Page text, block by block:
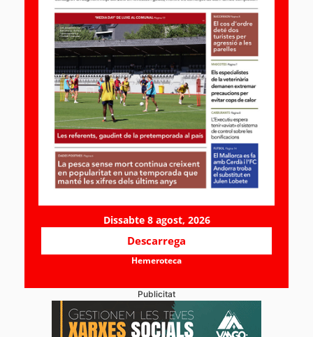
Dissabte 8 agost, 2026
Descarrega
Hemeroteca
Publicitat